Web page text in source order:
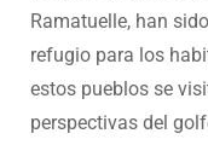
Ramatuelle, han
refugio para los
estos pueblos se
perspectivas del